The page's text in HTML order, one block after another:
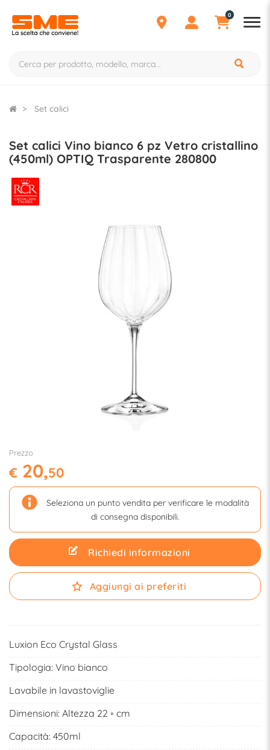
0
Set calici
Set calici Vino bianco 6 pz Vetro cristallino
(450ml) OPTIQ Trasparente 280800
Prezzo
€ 20,50
Seleziona un punto vendita per verificare le modalità
di consegna disponibili.
Richiedi informazioni
Aggiungi ai preferiti
Luxion Eco Crystal Glass
Tipologia: Vino bianco
Lavabile in lavastoviglie
Dimensioni: Altezza 22 ◦ cm
Capacità: 450ml